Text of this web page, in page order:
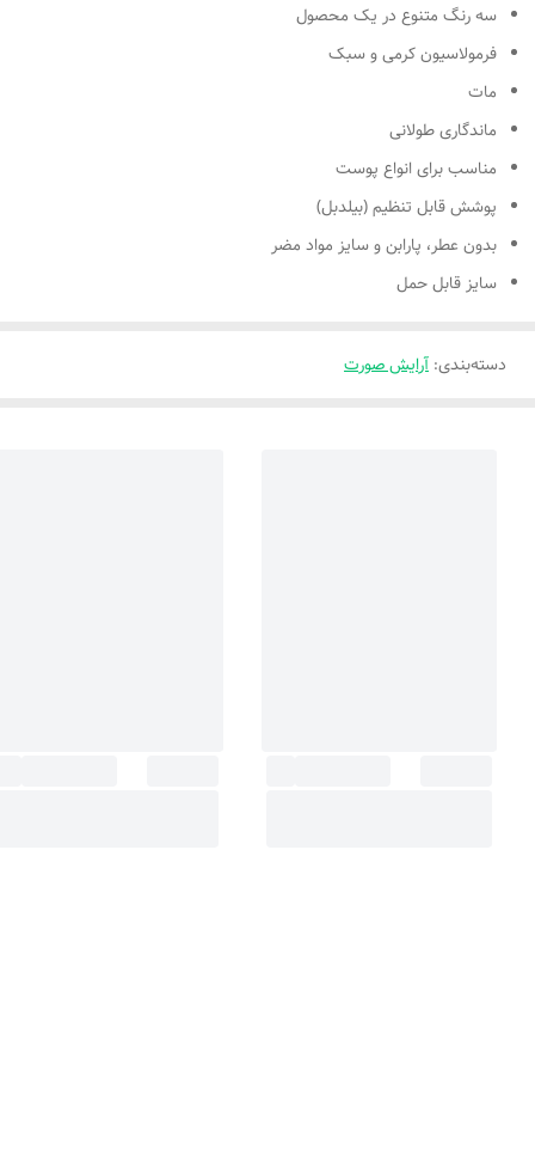
سه رنگ متنوع در یک محصول
فرمولاسیون کرمی و سبک
مات
ماندگاری طولانی
مناسب برای انواع پوست
پوشش قابل تنظیم (بیلدبل)
بدون عطر، پارابن و سایز مواد مضر
سایز قابل حمل
دسته‌بندی: آرایش صورت